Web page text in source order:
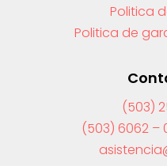
Politica
Politica de
(503)
(503) 6062 –